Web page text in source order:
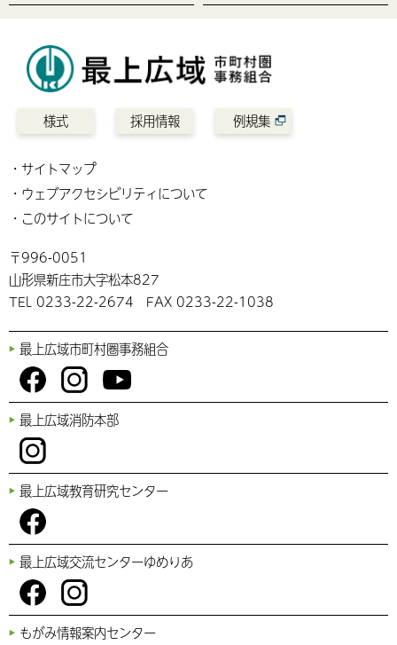
様式 採用情報 例規集
サイトマップ
ウェブアクセシビリティについて
このサイトについて
〒996-0051
山形県新庄市大字松本827
TEL 0233-22-2674 FAX 0233-22-1038
最上広域市町村圏事務組合
Fac
ebo
ok
Inst
agr
You
Tub
最上広域消防本部
Inst
agr
am
最上広域教育研究センター
Fac
ebo
ok
最上広域交流センターゆめりあ
Fac
ebo
Inst
agr
もがみ情報案内センター